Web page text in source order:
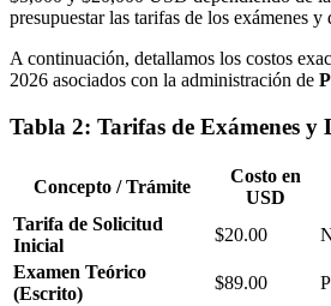
presupuestar las tarifas de los exámenes y
A continuación, detallamos los costos
2026 asociados con la administración de
Tabla 2: Tarifas de Exámenes y
Concepto / Trámite
Costo en
USD
Tarifa de Solicitud
Inicial
$20.00
Examen Teórico
(Escrito)
$89.00